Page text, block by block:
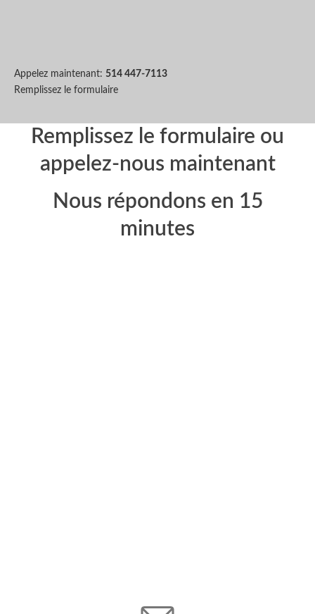
Appelez maintenant: 514 447-7113
Remplissez le formulaire
Remplissez le formulaire ou
appelez-nous maintenant
Nous répondons en 15
minutes